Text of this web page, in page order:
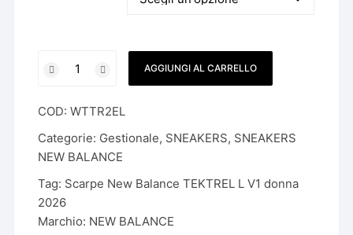
New
TEKTREL
L
V1
2026
quantità
AGGIUNGI AL CARRELLO
COD:WTTR2EL
Categorie: Gestionale, SNEAKERS, SNEAKERS
NEW BALANCE
Tag: Scarpe New Balance TEKTREL L V1 donna
2026
Marchio: NEW BALANCE